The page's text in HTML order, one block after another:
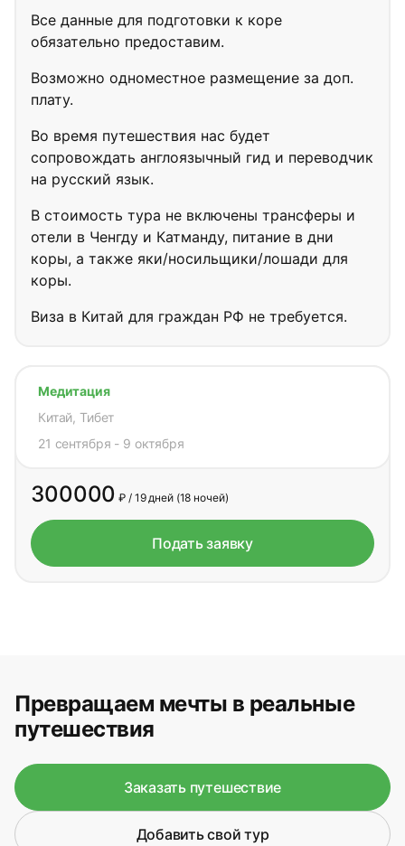
Все данные для подготовки к коре
обязательно предоставим.
Возможно одноместное размещение за доп.
плату.
Во время путешествия нас будет
сопровождать англоязычный гид и переводчик
на русский язык.
В стоимость тура не включены трансферы и
отели в Ченгду и Катманду, питание в дни
коры, а также яки/носильщики/лошади для
коры.
Виза в Китай для граждан РФ не требуется.
Медитация
Китай, Тибет
21 сентября - 9 октября
300000 ₽ / 19 дней (18 ночей)
Подать заявку
Превращаем мечты в реальные
путешествия
Заказать путешествие
Добавить свой тур